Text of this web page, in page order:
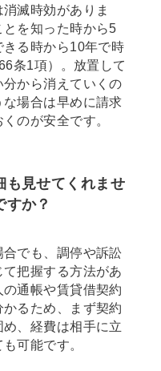
滅時効がありま
を知った時から5
る時から10年で時
条1項）。放置して
から消えていくの
場合は早めに請求
のが安全です。
も見せてくれませ
すか？
でも、調停や訴訟
把握する方法があ
通帳や賃貸借契約
るため、まず契約
、経費は相手に立
可能です。